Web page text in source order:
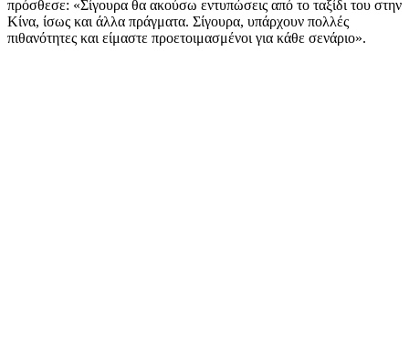
πρόσθεσε: «Σίγουρα θα ακούσω εντυπώσεις από το ταξίδι του στην
Κίνα, ίσως και άλλα πράγματα. Σίγουρα, υπάρχουν πολλές
πιθανότητες και είμαστε προετοιμασμένοι για κάθε σενάριο».